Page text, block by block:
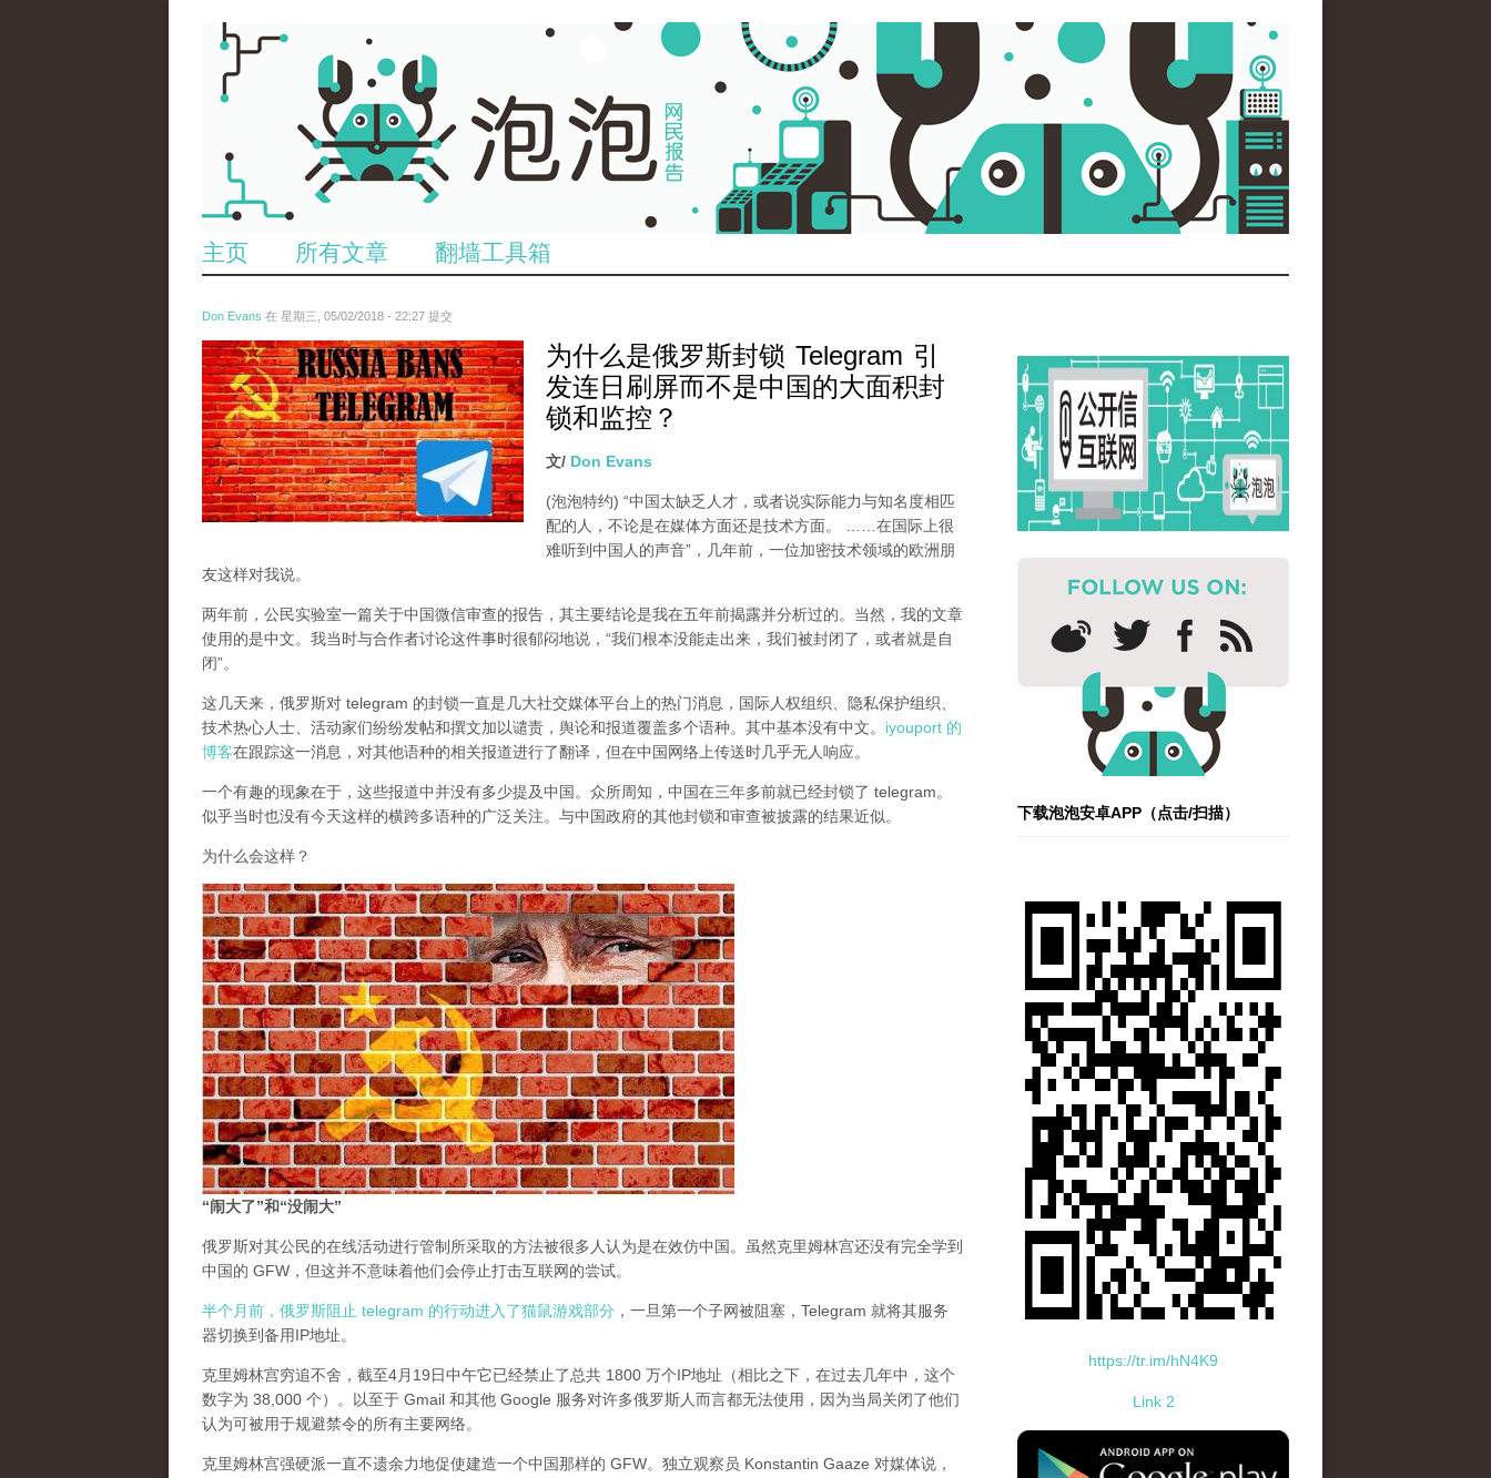
主页 所有文章 翻墙工具箱
Don Evans 在 星期三, 05/02/2018 - 22:27 提交
tou_.jpeg
为什么是俄罗斯封锁 Telegram 引
发连日刷屏而不是中国的大面积封
锁和监控？
文/ Don Evans
(泡泡特约) “中国太缺乏人才，或者说实际能力与知名度相匹
配的人，不论是在媒体方面还是技术方面。 ……在国际上很
难听到中国人的声音”，几年前，一位加密技术领域的欧洲朋
友这样对我说。
两年前，公民实验室一篇关于中国微信审查的报告，其主要结论是我在五年前揭露并分析过的。当然，我的文章
使用的是中文。我当时与合作者讨论这件事时很郁闷地说，“我们根本没能走出来，我们被封闭了，或者就是自
闭”。
这几天来，俄罗斯对 telegram 的封锁一直是几大社交媒体平台上的热门消息，国际人权组织、隐私保护组织、
技术热心人士、活动家们纷纷发帖和撰文加以谴责，舆论和报道覆盖多个语种。其中基本没有中文。 iyouport 的
博客在跟踪这一消息，对其他语种的相关报道进行了翻译，但在中国网络上传送时几乎无人响应。
一个有趣的现象在于，这些报道中并没有多少提及中国。众所周知，中国在三年多前就已经封锁了 telegram。
似乎当时也没有今天这样的横跨多语种的广泛关注。与中国政府的其他封锁和审查被披露的结果近似。
为什么会这样？
“闹大了”和“没闹大”
俄罗斯对其公民的在线活动进行管制所采取的方法被很多人认为是在效仿中国。虽然克里姆林宫还没有完全学到
中国的 GFW，但这并不意味着他们会停止打击互联网的尝试。
半个月前，俄罗斯阻止 telegram 的行动进入了猫鼠游戏部分 ，一旦第一个子网被阻塞，Telegram 就将其服务
器切换到备用IP地址。
克里姆林宫穷追不舍，截至4月19日中午它已经禁止了总共 1800 万个IP地址（相比之下，在过去几年中，这个
数字为 38,000 个）。以至于 Gmail 和其他 Google 服务对许多俄罗斯人而言都无法使用，因为当局关闭了他们
认为可被用于规避禁令的所有主要网络。
克里姆林宫强硬派一直不遗余力地促使建造一个中国那样的 GFW。独立观察员 Konstantin Gaaze 对媒体说，
下载泡泡安卓APP（点击/扫描）
https://tr.im/hN4K9
Link 2
standard-icon-googleplay-app-store.png